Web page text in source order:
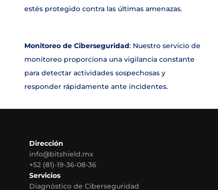
estés protegido contra las últimas amenazas.
Monitoreo de Ciberseguridad: Nuestro servicio de
monitoreo proporciona una vigilancia constante
para detectar actividades sospechosas y
responder rápidamente ante incidentes.
Dirección
info@bitshield.mx
+52 (81)-19-36-08-36
Servicios
Diagnóstico de Ciberseguridad